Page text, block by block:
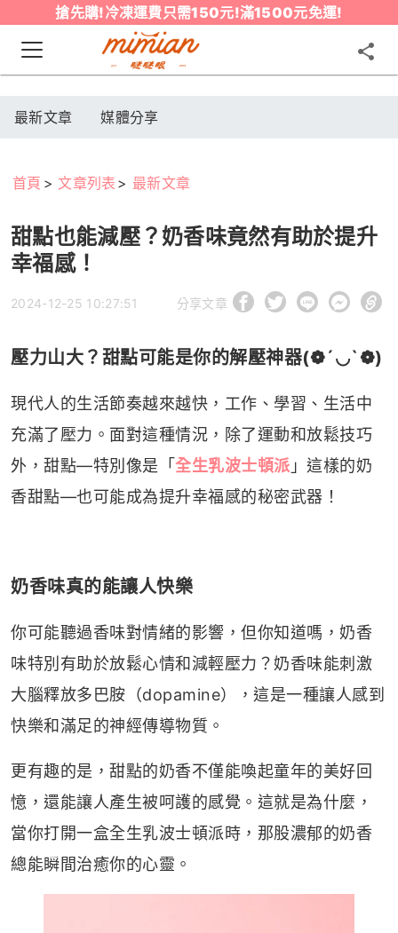
搶先購!冷凍運費只需150元!滿1500元免運!
最新文章 媒體分享
首頁 文章列表 最新文章
甜點也能減壓？奶香味竟然有助於提升
幸福感！
2024-12-25 10:27:51 分享文章
壓力山大？甜點可能是你的解壓神器(❁´◡`❁)
現代人的生活節奏越來越快，工作、學習、生活中
充滿了壓力。面對這種情況，除了運動和放鬆技巧
外，甜點—特別像是「 全生乳波士頓派 」這樣的奶
香甜點—也可能成為提升幸福感的秘密武器！
奶香味真的能讓人快樂
你可能聽過香味對情緒的影響，但你知道嗎，奶香
味特別有助於放鬆心情和減輕壓力？奶香味能刺激
大腦釋放多巴胺（dopamine），這是一種讓人感到
快樂和滿足的神經傳導物質。
更有趣的是，甜點的奶香不僅能喚起童年的美好回
憶，還能讓人產生被呵護的感覺。這就是為什麼，
當你打開一盒全生乳波士頓派時，那股濃郁的奶香
總能瞬間治癒你的心靈。